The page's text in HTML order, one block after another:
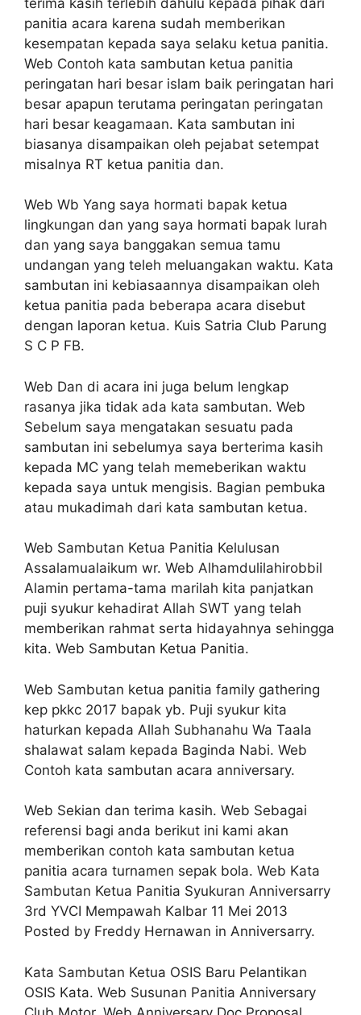
panitia acara karena sudah memberikan
kesempatan kepada saya selaku ketua panitia.
Web Contoh kata sambutan ketua panitia
peringatan hari besar islam baik peringatan hari
besar apapun terutama peringatan peringatan
hari besar keagamaan. Kata sambutan ini
biasanya disampaikan oleh pejabat setempat
misalnya RT ketua panitia dan.
Web Wb Yang saya hormati bapak ketua
lingkungan dan yang saya hormati bapak lurah
dan yang saya banggakan semua tamu
undangan yang teleh meluangakan waktu. Kata
sambutan ini kebiasaannya disampaikan oleh
ketua panitia pada beberapa acara disebut
dengan laporan ketua. Kuis Satria Club Parung
S C P FB.
Web Dan di acara ini juga belum lengkap
rasanya jika tidak ada kata sambutan. Web
Sebelum saya mengatakan sesuatu pada
sambutan ini sebelumya saya berterima kasih
kepada MC yang telah memeberikan waktu
kepada saya untuk mengisis. Bagian pembuka
atau mukadimah dari kata sambutan ketua.
Web Sambutan Ketua Panitia Kelulusan
Assalamualaikum wr. Web Alhamdulilahirobbil
Alamin pertama-tama marilah kita panjatkan
puji syukur kehadirat Allah SWT yang telah
memberikan rahmat serta hidayahnya sehingga
kita. Web Sambutan Ketua Panitia.
Web Sambutan ketua panitia family gathering
kep pkkc 2017 bapak yb. Puji syukur kita
haturkan kepada Allah Subhanahu Wa Taala
shalawat salam kepada Baginda Nabi. Web
Contoh kata sambutan acara anniversary.
Web Sekian dan terima kasih. Web Sebagai
referensi bagi anda berikut ini kami akan
memberikan contoh kata sambutan ketua
panitia acara turnamen sepak bola. Web Kata
Sambutan Ketua Panitia Syukuran Anniversarry
3rd YVCI Mempawah Kalbar 11 Mei 2013
Posted by Freddy Hernawan in Anniversarry.
Kata Sambutan Ketua OSIS Baru Pelantikan
OSIS Kata. Web Susunan Panitia Anniversary